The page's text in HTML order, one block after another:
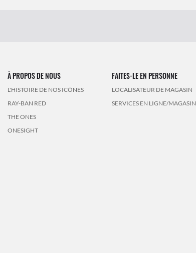
À PROPOS DE NOUS
L'HISTOIRE DE NOS ICÔNES
RAY-BAN RED
THE ONES
ONESIGHT
FAITES-LE EN PERSONNE
LOCALISATEUR DE MAGASIN
SERVICES EN LIGNE/MAGASIN